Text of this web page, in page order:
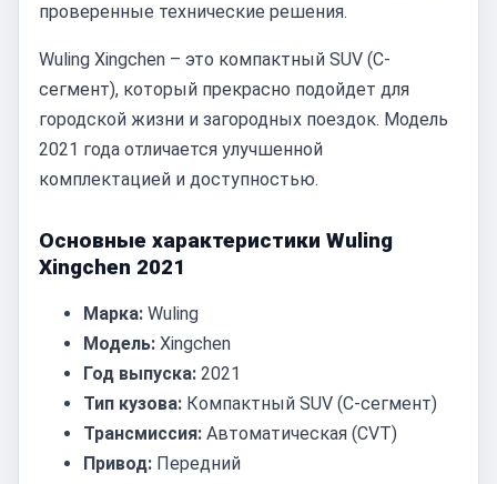
проверенные технические решения.
Wuling Xingchen – это компактный SUV (C-
сегмент), который прекрасно подойдет для
городской жизни и загородных поездок. Модель
2021 года отличается улучшенной
комплектацией и доступностью.
Основные характеристики Wuling
Xingchen 2021
Марка: Wuling
Модель: Xingchen
Год выпуска: 2021
Тип кузова: Компактный SUV (C-сегмент)
Трансмиссия: Автоматическая (CVT)
Привод: Передний